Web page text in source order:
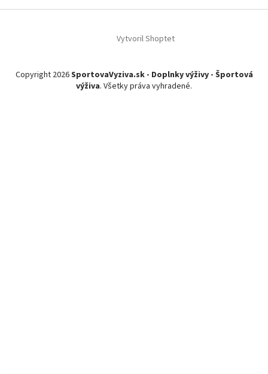
Vytvoril Shoptet
Copyright 2026SportovaVyziva.sk - Doplnky výživy - Športová
výživa. Všetky práva vyhradené.